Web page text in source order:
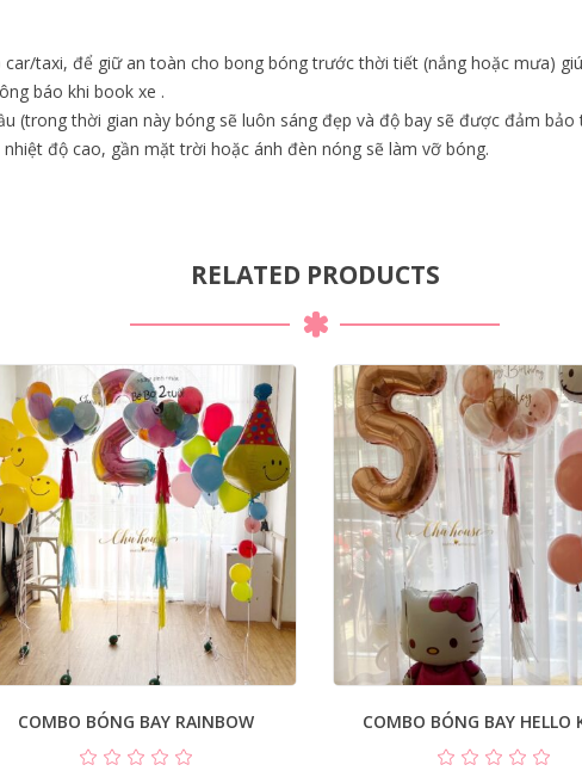
taxi, để giữ an toàn cho bong bóng trước thời tiết (nắng hoặc mưa)
báo khi book xe .
(trong thời gian này bóng sẽ luôn sáng đẹp và độ bay sẽ được đảm bảo
độ cao, gần mặt trời hoặc ánh đèn nóng sẽ làm vỡ bóng.
RELATED PRODUCTS
COMBO BÓNG BAY RAINBOW COMBO BÓNG BAY HELLO